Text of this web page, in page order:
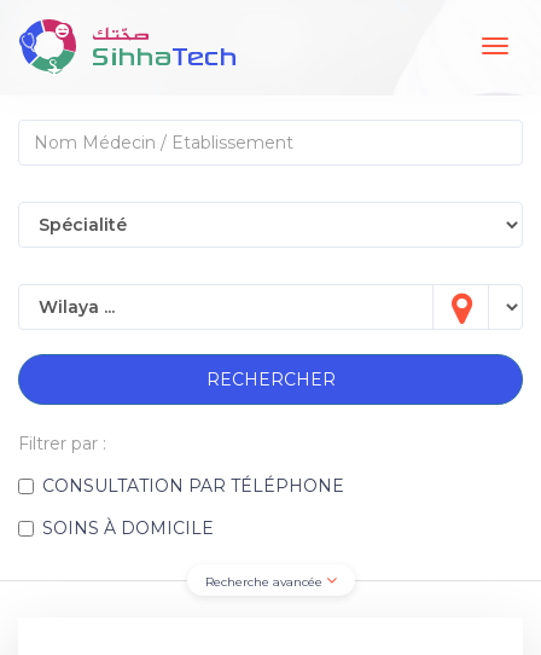
RECHERCHER
Filtrer par :
CONSULTATION PAR TÉLÉPHONE
SOINS À DOMICILE
Recherche avancée